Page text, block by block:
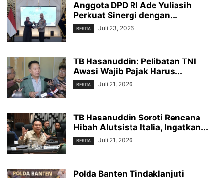
Anggota DPD RI Ade Yuliasih
Perkuat Sinergi dengan...
BERITA Juli 23, 2026
TB Hasanuddin: Pelibatan TNI
Awasi Wajib Pajak Harus...
BERITA Juli 21, 2026
TB Hasanuddin Soroti Rencana
Hibah Alutsista Italia, Ingatkan...
BERITA Juli 21, 2026
Polda Banten Tindaklanjuti